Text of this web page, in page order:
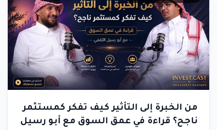
من الخبرة إلى التأثير كيف تفكر كمستثمر
ناجح؟ قراءة في عمق السوق مع أبو رسيل